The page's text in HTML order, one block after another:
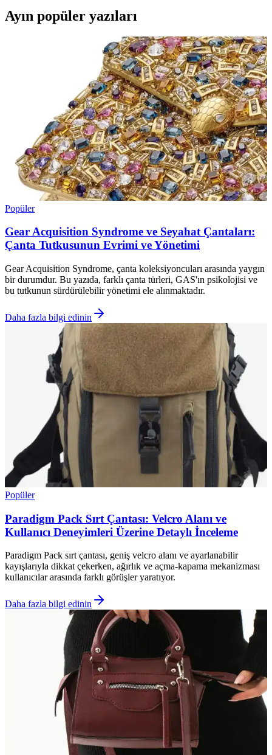
Ayın popüler yazıları
Popüler
Gear Acquisition Syndrome ve Seyahat Çantaları:
Çanta Tutkusunun Evrimi ve Yönetimi
Gear Acquisition Syndrome, çanta koleksiyoncuları arasında yaygın
bir durumdur. Bu yazıda, farklı çanta türleri, GAS'ın psikolojisi ve
bu tutkunun sürdürülebilir yönetimi ele alınmaktadır.
Daha fazla bilgi edinin
Popüler
Paradigm Pack Sırt Çantası: Velcro Alanı ve
Kullanıcı Deneyimleri Üzerine Detaylı İnceleme
Paradigm Pack sırt çantası, geniş velcro alanı ve ayarlanabilir
kayışlarıyla dikkat çekerken, ağırlık ve açma-kapama mekanizması
kullanıcılar arasında farklı görüşler yaratıyor.
Daha fazla bilgi edinin